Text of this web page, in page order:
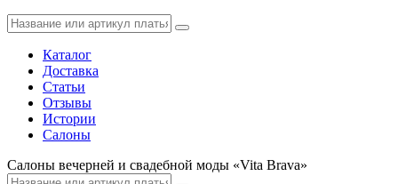
Каталог
Доставка
Статьи
Отзывы
Истории
Салоны
Салоны вечерней и свадебной моды «Vita Brava»